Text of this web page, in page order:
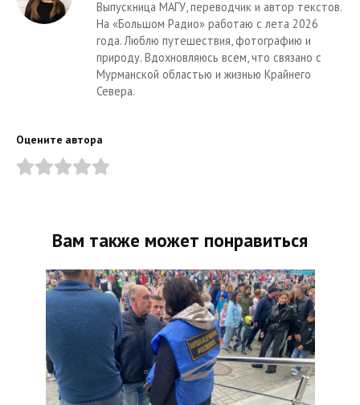
Выпускница МАГУ, переводчик и автор текстов.
На «Большом Радио» работаю с лета 2026
года. Люблю путешествия, фотографию и
природу. Вдохновляюсь всем, что связано с
Мурманской областью и жизнью Крайнего
Севера.
Оцените автора
Вам также может понравиться